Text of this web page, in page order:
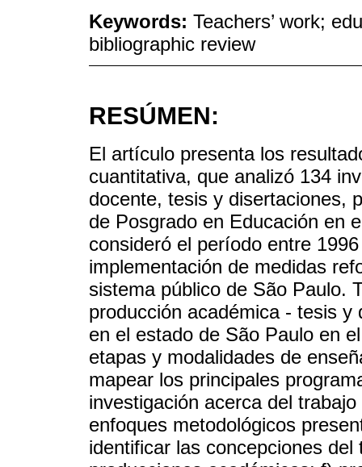
Keywords: Teachers’ work;
bibliographic review
RESÚMEN:
El artículo presenta los
cuantitativa, que analizó 134
docente, tesis y disertaciones,
de Posgrado en Educación en
consideró el período entre
implementación de medidas
sistema público de São Paulo.
producción académica - tesis
en el estado de São Paulo en
etapas y modalidades de
mapear los principales
investigación acerca del
enfoques metodológicos
identificar las concepciones